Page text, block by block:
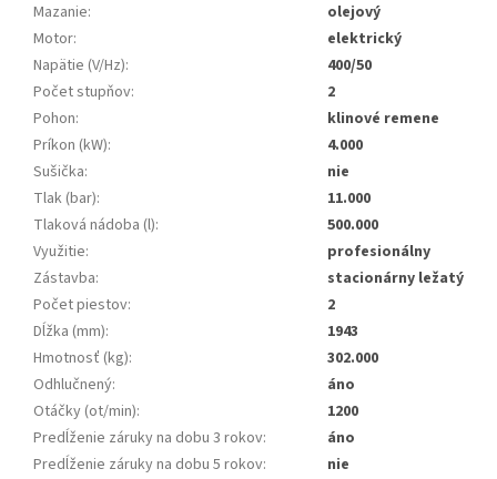
Mazanie:
olejový
Motor:
elektrický
Napätie (V/Hz):
400/50
Počet stupňov:
2
Pohon:
klinové remene
Príkon (kW):
4.000
Sušička:
nie
Tlak (bar):
11.000
Tlaková nádoba (l):
500.000
Využitie:
profesionálny
Zástavba:
stacionárny ležatý
Počet piestov:
2
Dĺžka (mm):
1943
Hmotnosť (kg):
302.000
Odhlučnený:
áno
Otáčky (ot/min):
1200
Predĺženie záruky na dobu 3 rokov:
áno
Predĺženie záruky na dobu 5 rokov:
nie